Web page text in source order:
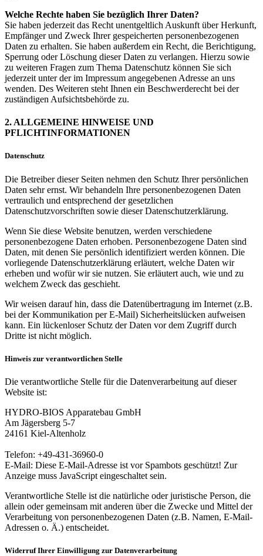
Welche Rechte haben Sie bezüglich Ihrer Daten?
Sie haben jederzeit das Recht unentgeltlich Auskunft über Herkunft,
Empfänger und Zweck Ihrer gespeicherten personenbezogenen
Daten zu erhalten. Sie haben außerdem ein Recht, die Berichtigung,
Sperrung oder Löschung dieser Daten zu verlangen. Hierzu sowie
zu weiteren Fragen zum Thema Datenschutz können Sie sich
jederzeit unter der im Impressum angegebenen Adresse an uns
wenden. Des Weiteren steht Ihnen ein Beschwerderecht bei der
zuständigen Aufsichtsbehörde zu.
2. ALLGEMEINE HINWEISE UND
PFLICHTINFORMATIONEN
Datenschutz
Die Betreiber dieser Seiten nehmen den Schutz Ihrer persönlichen
Daten sehr ernst. Wir behandeln Ihre personenbezogenen Daten
vertraulich und entsprechend der gesetzlichen
Datenschutzvorschriften sowie dieser Datenschutzerklärung.
Wenn Sie diese Website benutzen, werden verschiedene
personenbezogene Daten erhoben. Personenbezogene Daten sind
Daten, mit denen Sie persönlich identifiziert werden können. Die
vorliegende Datenschutzerklärung erläutert, welche Daten wir
erheben und wofür wir sie nutzen. Sie erläutert auch, wie und zu
welchem Zweck das geschieht.
Wir weisen darauf hin, dass die Datenübertragung im Internet (z.B.
bei der Kommunikation per E-Mail) Sicherheitslücken aufweisen
kann. Ein lückenloser Schutz der Daten vor dem Zugriff durch
Dritte ist nicht möglich.
Hinweis zur verantwortlichen Stelle
Die verantwortliche Stelle für die Datenverarbeitung auf dieser
Website ist:
HYDRO-BIOS Apparatebau GmbH
Am Jägersberg 5-7
24161 Kiel-Altenholz
Telefon: +49-431-36960-0
E-Mail: Diese E-Mail-Adresse ist vor Spambots geschützt! Zur
Anzeige muss JavaScript eingeschaltet sein.
Verantwortliche Stelle ist die natürliche oder juristische Person, die
allein oder gemeinsam mit anderen über die Zwecke und Mittel der
Verarbeitung von personenbezogenen Daten (z.B. Namen, E-Mail-
Adressen o. Ä.) entscheidet.
Widerruf Ihrer Einwilligung zur Datenverarbeitung